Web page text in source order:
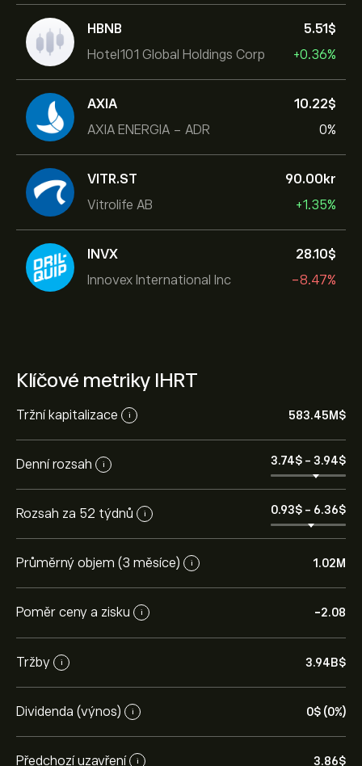
HBNB
Hotel101 Global Holdings Corp
5.51‎$‎
+0.36%
AXIA
AXIA ENERGIA - ADR
10.22‎$‎
0%
VITR.ST
Vitrolife AB
90.00‎kr‎
+1.35%
INVX
Innovex International Inc
28.10‎$‎
-8.47%
Klíčové metriky IHRT
Tržní kapitalizace i 583.45M‎$‎
Denní rozsah i 3.74‎$‎ - 3.94‎$‎
Rozsah za 52 týdnů i 0.93‎$‎ - 6.36‎$‎
Průměrný objem (3 měsíce) i 1.02M
Poměr ceny a zisku i -2.08
Tržby i 3.94B‎$‎
Dividenda (výnos) i 0‎$‎ (0%)
Předchozí uzavření i 3.86‎$‎